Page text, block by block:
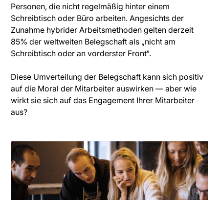
Personen, die nicht regelmäßig hinter einem
Schreibtisch oder Büro arbeiten. Angesichts der
Zunahme hybrider Arbeitsmethoden gelten derzeit
85% der weltweiten Belegschaft als „nicht am
Schreibtisch oder an vorderster Front“.
Diese Umverteilung der Belegschaft kann sich positiv
auf die Moral der Mitarbeiter auswirken — aber wie
wirkt sie sich auf das Engagement Ihrer Mitarbeiter
aus?